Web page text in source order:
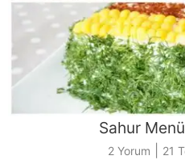
Sahur
2 Yorum 21